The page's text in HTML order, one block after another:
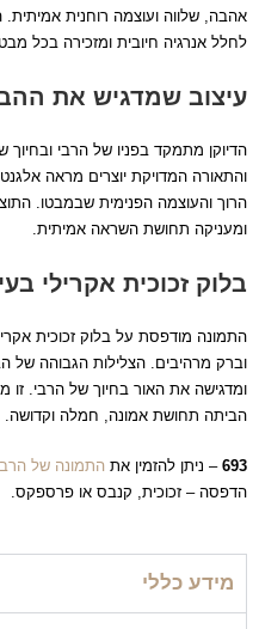
אהבה, שלווה ועוצמה רוחנית
לחלל אנרגיה חיובית ומזכירה בכל
עיצוב שמדגיש את
הדיוקן מתמקד בפניו של הרבי
והתאורה המדויקת יוצרים מראה
הרוך והעוצמה הפנימית שבמבטו.
ומעניקה תחושת השראה אמיתית.
בלוק זכוכית אקרילי
התמונה מודפסת על בלוק זכוכית
וברק מרהיבים. הצלילות הגבוהה של
ומדגישה את האור בחיוך של הרבי.
הביתה תחושת אמונה, חמלה וקדושה.
693 – ניתן להזמין את התמונה של
הדפסה – זכוכית, קנבס או פרספקס.
מידע כללי